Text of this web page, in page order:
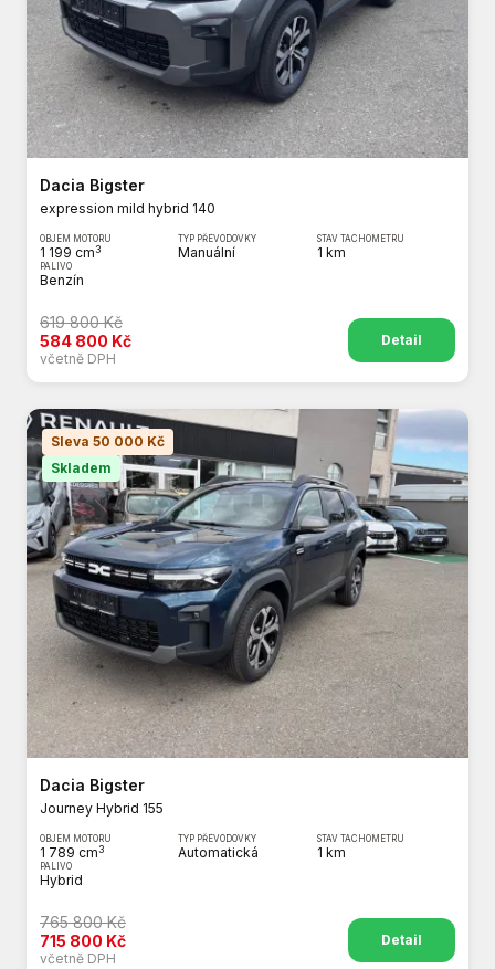
Dacia Bigster
expression mild hybrid 140
OBJEM MOTORU
1 199 cm3
TYP PŘEVODOVKY
Manuální
STAV TACHOMETRU
1 km
PALIVO
Benzín
619 800 Kč
584 800 Kč
včetně DPH
Detail
Sleva 50 000 Kč
Skladem
Dacia Bigster
Journey Hybrid 155
OBJEM MOTORU
1 789 cm3
TYP PŘEVODOVKY
Automatická
STAV TACHOMETRU
1 km
PALIVO
Hybrid
765 800 Kč
715 800 Kč
včetně DPH
Detail